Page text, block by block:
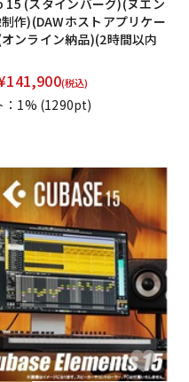
(スタインバーグ)(ヌエン
作)(DAWホストアプリケー
ンライン納品)(2時間以内
141,900(税込)
：1% (1290pt)